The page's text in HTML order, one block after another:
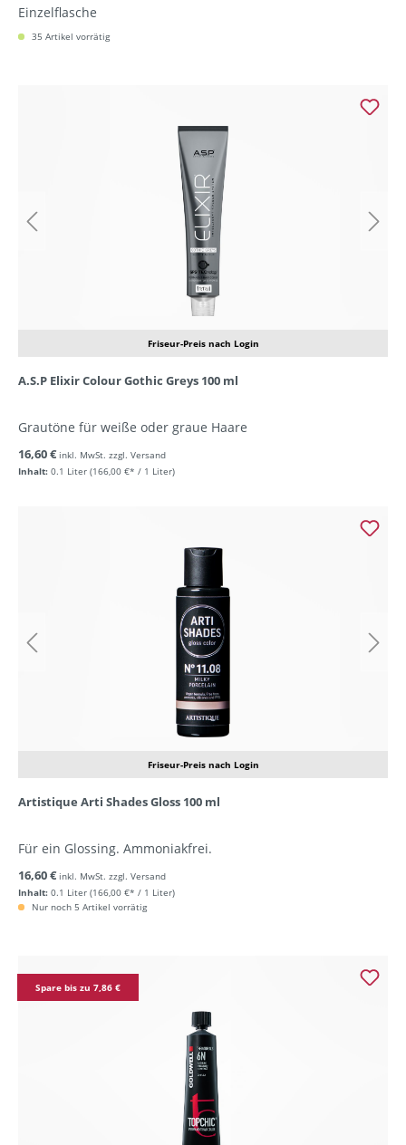
Einzelflasche
35 Artikel vorrätig
Friseur-Preis nach Login
A.S.P Elixir Colour Gothic Greys 100 ml
Grautöne für weiße oder graue Haare
Inhalt: 0.1 Liter (166,00 €* / 1 Liter)
16,60 € inkl. MwSt. zzgl. Versand
Friseur-Preis nach Login
Artistique Arti Shades Gloss 100 ml
Für ein Glossing. Ammoniakfrei.
Inhalt: 0.1 Liter (166,00 €* / 1 Liter)
16,60 € inkl. MwSt. zzgl. Versand
Nur noch 5 Artikel vorrätig
Spare bis zu 7,86 €